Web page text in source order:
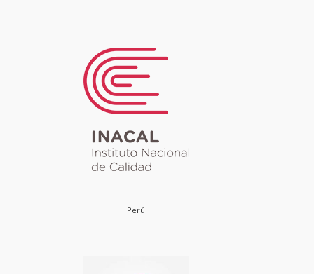
Perú